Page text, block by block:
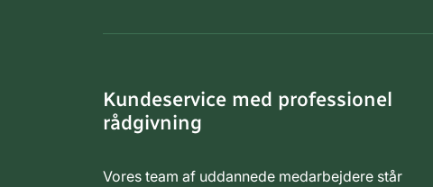
Kundeservice med professionel
rådgivning
Vores team af uddannede medarbejdere står